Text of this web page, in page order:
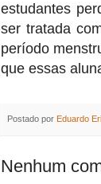
estudantes
ser tratada
período
que essas
Postado por Eduardo
Nenhum